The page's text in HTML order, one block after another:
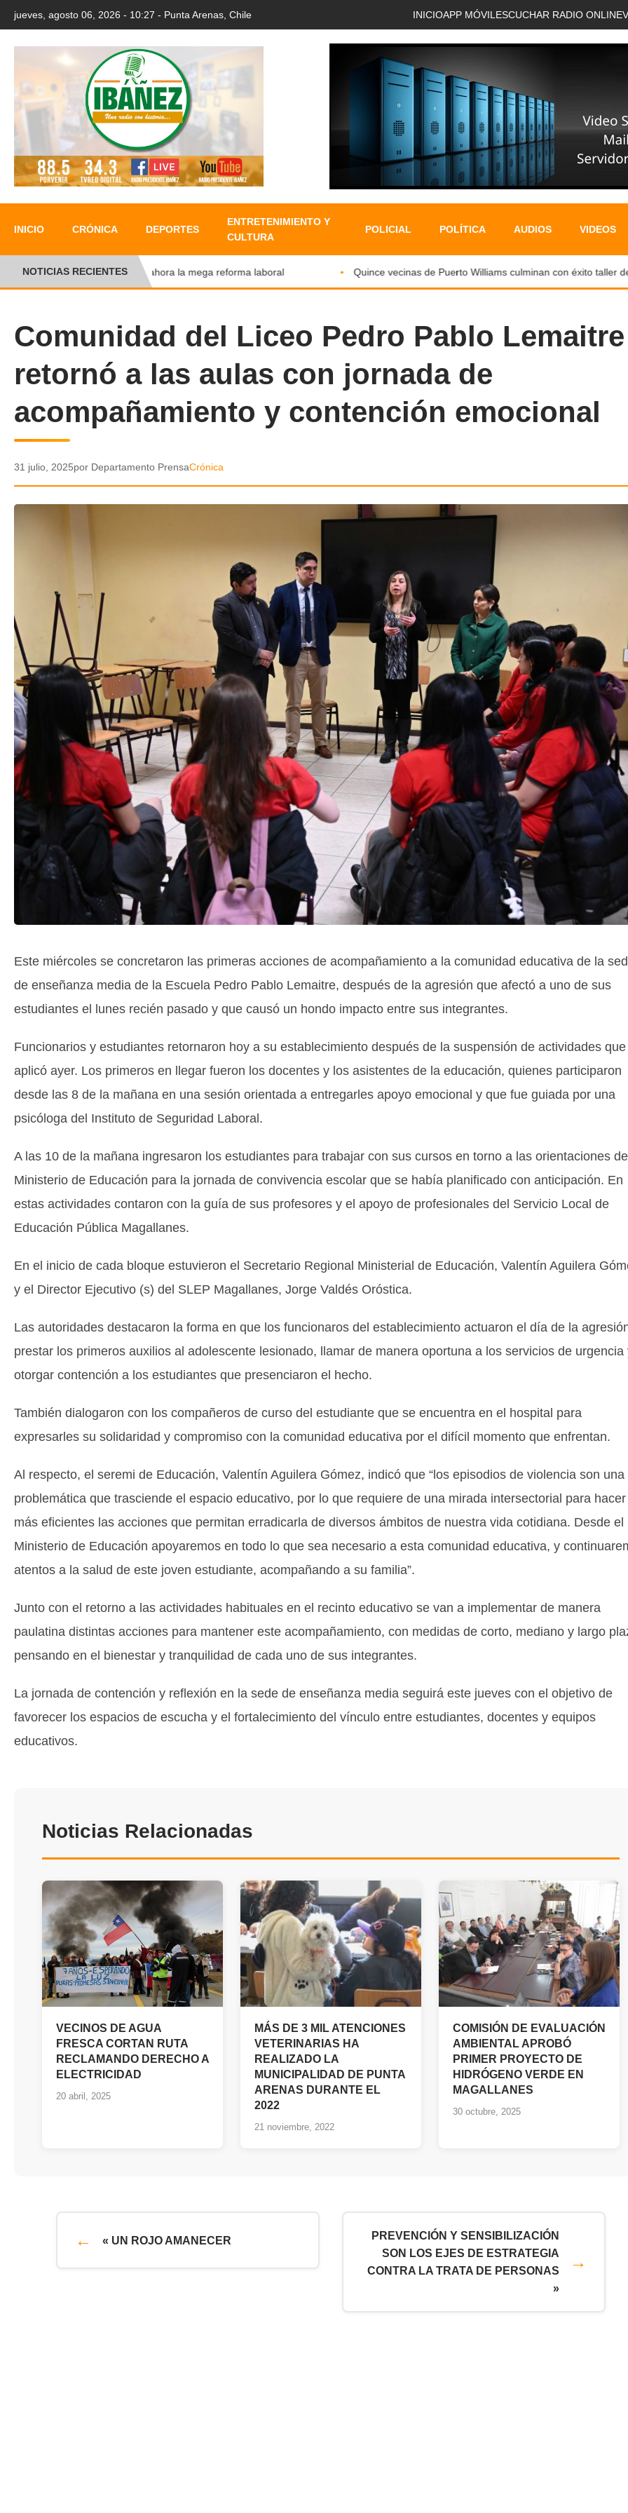
jueves, agosto 06, 2026 - 10:27 - Punta Arenas, Chile INICIOAPP MÓVIL ESCUCHAR RADIO ONLINE
INICIO CRÓNICA DEPORTES
ENTRETENIMIENTO Y
CULTURA
POLICIAL POLÍTICA AUDIOS VIDEOS
NOTICIAS RECIENTESY ahora la mega reforma laboral Quince vecinas de Puerto Williams culminan con éxito taller de
Comunidad del Liceo Pedro Pablo Lemaitre
retornó a las aulas con jornada de
acompañamiento y contención emocional
31 julio, 2025por Departamento PrensaCrónica
Este miércoles se concretaron las primeras acciones de acompañamiento a la comunidad educativa de la
de enseñanza media de la Escuela Pedro Pablo Lemaitre, después de la agresión que afectó a uno de sus
estudiantes el lunes recién pasado y que causó un hondo impacto entre sus integrantes.
Funcionarios y estudiantes retornaron hoy a su establecimiento después de la suspensión de actividades
aplicó ayer. Los primeros en llegar fueron los docentes y los asistentes de la educación, quienes participaron
desde las 8 de la mañana en una sesión orientada a entregarles apoyo emocional y que fue guiada por una
psicóloga del Instituto de Seguridad Laboral.
A las 10 de la mañana ingresaron los estudiantes para trabajar con sus cursos en torno a las orientaciones
Ministerio de Educación para la jornada de convivencia escolar que se había planificado con anticipación. En
estas actividades contaron con la guía de sus profesores y el apoyo de profesionales del Servicio Local de
Educación Pública Magallanes.
En el inicio de cada bloque estuvieron el Secretario Regional Ministerial de Educación, Valentín Aguilera
y el Director Ejecutivo (s) del SLEP Magallanes, Jorge Valdés Oróstica.
Las autoridades destacaron la forma en que los funcionaros del establecimiento actuaron el día de la
prestar los primeros auxilios al adolescente lesionado, llamar de manera oportuna a los servicios de urgencia
otorgar contención a los estudiantes que presenciaron el hecho.
También dialogaron con los compañeros de curso del estudiante que se encuentra en el hospital para
expresarles su solidaridad y compromiso con la comunidad educativa por el difícil momento que enfrentan.
Al respecto, el seremi de Educación, Valentín Aguilera Gómez, indicó que “los episodios de violencia son una
problemática que trasciende el espacio educativo, por lo que requiere de una mirada intersectorial para hacer
más eficientes las acciones que permitan erradicarla de diversos ámbitos de nuestra vida cotidiana. Desde el
Ministerio de Educación apoyaremos en todo lo que sea necesario a esta comunidad educativa, y
atentos a la salud de este joven estudiante, acompañando a su familia”.
Junto con el retorno a las actividades habituales en el recinto educativo se van a implementar de manera
paulatina distintas acciones para mantener este acompañamiento, con medidas de corto, mediano y largo
pensando en el bienestar y tranquilidad de cada uno de sus integrantes.
La jornada de contención y reflexión en la sede de enseñanza media seguirá este jueves con el objetivo de
favorecer los espacios de escucha y el fortalecimiento del vínculo entre estudiantes, docentes y equipos
educativos.
Noticias Relacionadas
VECINOS DE AGUA
FRESCA CORTAN RUTA
RECLAMANDO DERECHO A
ELECTRICIDAD
20 abril, 2025
MÁS DE 3 MIL ATENCIONES
VETERINARIAS HA
REALIZADO LA
MUNICIPALIDAD DE PUNTA
ARENAS DURANTE EL
2022
21 noviembre, 2022
COMISIÓN DE EVALUACIÓN
AMBIENTAL APROBÓ
PRIMER PROYECTO DE
HIDRÓGENO VERDE EN
MAGALLANES
30 octubre, 2025
« UN ROJO AMANECER
PREVENCIÓN Y SENSIBILIZACIÓN
SON LOS EJES DE ESTRATEGIA
CONTRA LA TRATA DE PERSONAS
»